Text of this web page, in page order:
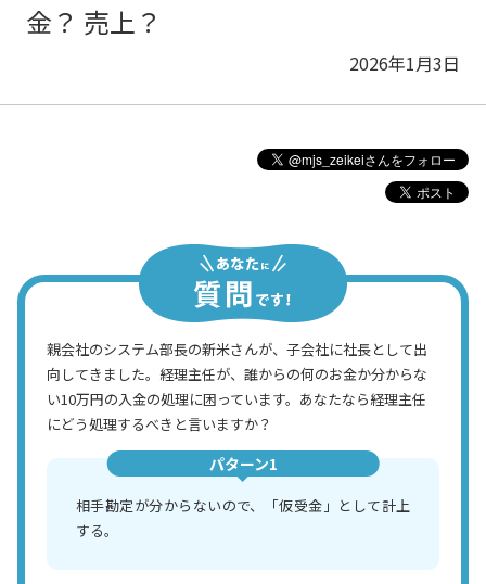
金？ 売上？
2026年1月3日
親会社のシステム部長の新米さんが、子会社に社長として出
向してきました。経理主任が、誰からの何のお金か分からな
い10万円の入金の処理に困っています。あなたなら経理主任
にどう処理するべきと言いますか？
パターン1
相手勘定が分からないので、「仮受金」として計上
する。